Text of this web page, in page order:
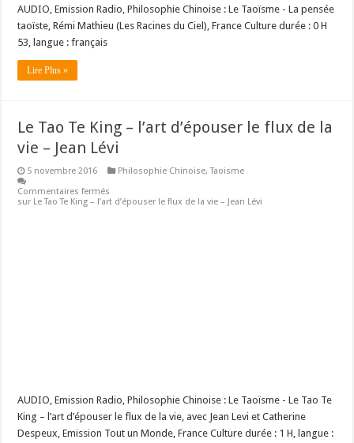
AUDIO, Emission Radio, Philosophie Chinoise : Le Taoïsme - La pensée
taoïste, Rémi Mathieu (Les Racines du Ciel), France Culture durée : 0 H
53, langue : français
Lire Plus »
Le Tao Te King – l’art d’épouser le flux de la
vie – Jean Lévi
5 novembre 2016 Philosophie Chinoise,Taoisme
Commentaires fermés
sur Le Tao Te King – l’art d’épouser le flux de la vie – Jean Lévi
AUDIO, Emission Radio, Philosophie Chinoise : Le Taoïsme - Le Tao Te
King – l’art d’épouser le flux de la vie, avec Jean Levi et Catherine
Despeux, Emission Tout un Monde, France Culture durée : 1 H, langue :